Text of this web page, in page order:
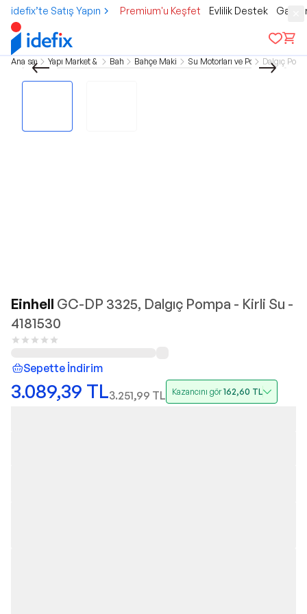
idefix’te Satış Yapın Premium'u Keşfet Evlilik Destek
Ana sayfa Yapı Market & Bahçe
Bahçe Bahçe MakineleriSu Motorları ve Pompalar
Dalgıç
Einhell GC-DP 3325, Dalgıç Pompa - Kirli Su -
4181530
Sepette İndirim
3.089,39 TL3.251,99 TL Kazancını gör162,60 TL